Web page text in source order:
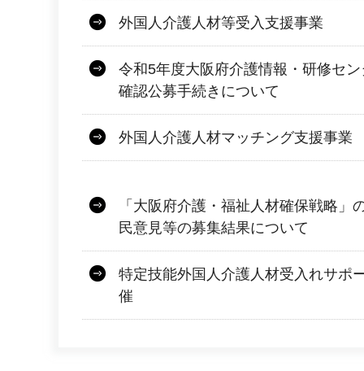
外国人介護人材等受入支援事業
令和5年度大阪府介護情報・研修セ
確認公募手続きについて
外国人介護人材マッチング支援事業
「大阪府介護・福祉人材確保戦略」
民意見等の募集結果について
特定技能外国人介護人材受入れサポ
催